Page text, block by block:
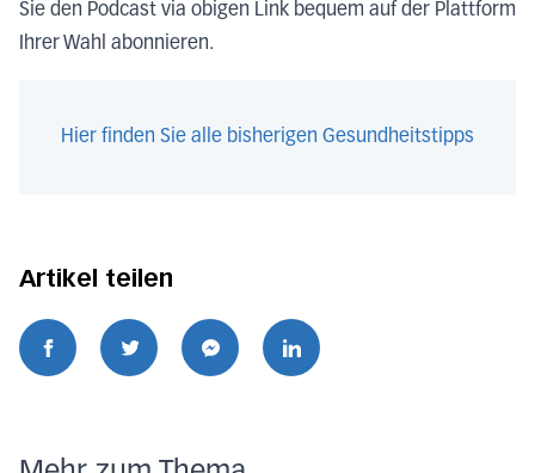
Sie den Podcast via obigen Link bequem auf der Plattform
Ihrer Wahl abonnieren.
Hier finden Sie alle bisherigen Gesundheitstipps
Artikel teilen